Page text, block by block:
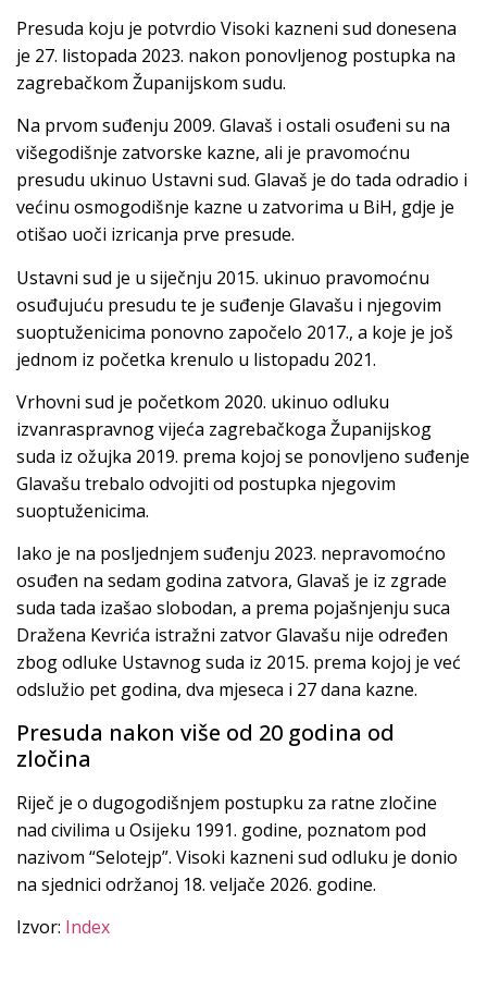
Presuda koju je potvrdio Visoki kazneni sud donesena
je 27. listopada 2023. nakon ponovljenog postupka na
zagrebačkom Županijskom sudu.
Na prvom suđenju 2009. Glavaš i ostali osuđeni su na
višegodišnje zatvorske kazne, ali je pravomoćnu
presudu ukinuo Ustavni sud. Glavaš je do tada odradio i
većinu osmogodišnje kazne u zatvorima u BiH, gdje je
otišao uoči izricanja prve presude.
Ustavni sud je u siječnju 2015. ukinuo pravomoćnu
osuđujuću presudu te je suđenje Glavašu i njegovim
suoptuženicima ponovno započelo 2017., a koje je još
jednom iz početka krenulo u listopadu 2021.
Vrhovni sud je početkom 2020. ukinuo odluku
izvanraspravnog vijeća zagrebačkoga Županijskog
suda iz ožujka 2019. prema kojoj se ponovljeno suđenje
Glavašu trebalo odvojiti od postupka njegovim
suoptuženicima.
Iako je na posljednjem suđenju 2023. nepravomoćno
osuđen na sedam godina zatvora, Glavaš je iz zgrade
suda tada izašao slobodan, a prema pojašnjenju suca
Dražena Kevrića istražni zatvor Glavašu nije određen
zbog odluke Ustavnog suda iz 2015. prema kojoj je već
odslužio pet godina, dva mjeseca i 27 dana kazne.
Presuda nakon više od 20 godina od
zločina
Riječ je o dugogodišnjem postupku za ratne zločine
nad civilima u Osijeku 1991. godine, poznatom pod
nazivom “Selotejp”. Visoki kazneni sud odluku je donio
na sjednici održanoj 18. veljače 2026. godine.
Izvor: Index